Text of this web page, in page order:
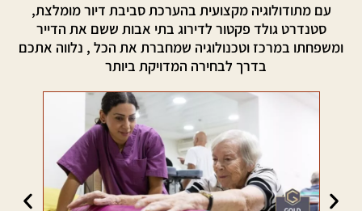
עם מתודולוגיה מקצועית בהערכת סביבת דיור מומלצת,
סטנדרט גולד פקטור לדירוג בתי אבות ששם את הדייר
ומשפחתו במרכז וטכנולוגיה שמחברת את הכל , נלווה אתכם
בדרך לבחירה המדויקת ביותר